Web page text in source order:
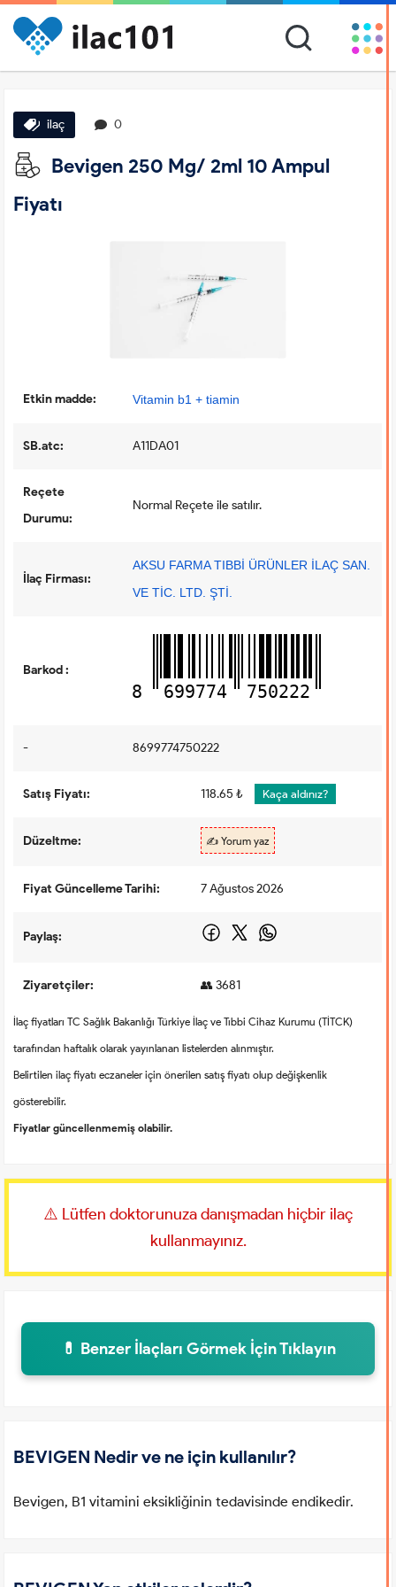
ilaç 0
Bevigen 250 Mg/ 2ml 10 Ampul
Fiyatı
Etkin madde: Vitamin b1 + tiamin
SB.atc: A11DA01
Reçete
Durumu:
Normal Reçete ile satılır.
İlaç Firması:
AKSU FARMA TIBBİ ÜRÜNLER İLAÇ SAN.
VE TİC. LTD. ŞTİ.
Barkod :
8 699774 750222
- 8699774750222
Satış Fiyatı: 118.65 ₺ Kaça aldınız?
Düzeltme: ✍️ Yorum yaz
Fiyat Güncelleme Tarihi: 7 Ağustos 2026
Paylaş:
Ziyaretçiler: 👥 3681
İlaç fiyatları TC Sağlık Bakanlığı Türkiye İlaç ve Tıbbi Cihaz Kurumu (TİTCK)
tarafından haftalık olarak yayınlanan listelerden alınmıştır.
Belirtilen ilaç fiyatı eczaneler için önerilen satış fiyatı olup değişkenlik
gösterebilir.
Fiyatlar güncellenmemiş olabilir.
⚠️ Lütfen doktorunuza danışmadan hiçbir ilaç
kullanmayınız.
💊 Benzer İlaçları Görmek İçin Tıklayın
BEVIGEN Nedir ve ne için kullanılır?
Bevigen, B1 vitamini eksikliğinin tedavisinde endikedir.